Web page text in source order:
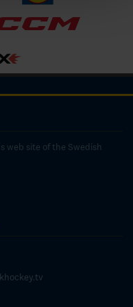
web site of the Swedish